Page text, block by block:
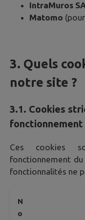
IntraMuros
Matomo
3. Quels
notre site ?
3.1. Cookies
fonctionnement
Ces cookies
fonctionnement du
fonctionnalités ne
N
o